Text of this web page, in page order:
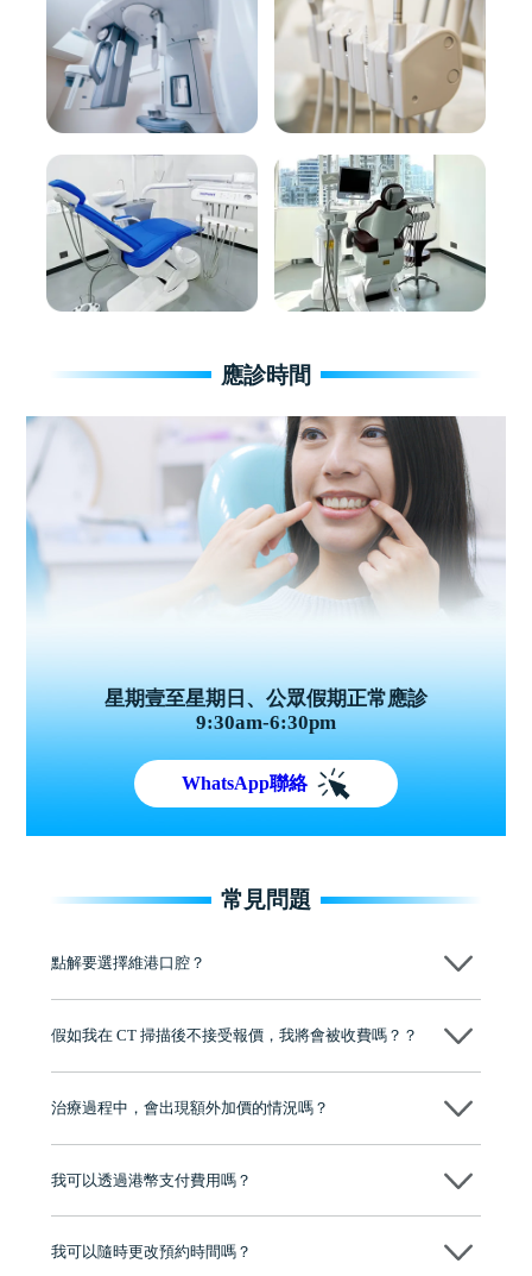
應診時間
星期壹至星期日、公眾假期正常應診
9:30am-6:30pm
WhatsApp聯絡
常見問題
點解要選擇維港口腔？
牌」、「2025香港企業領袖品牌」，是諾貝爾種植系統全球放心植牙中
至今已服務超過三十個國家和地區的顧客，受到粵港澳大灣區及周邊城
有咨詢及服務保障中心，有任何問題都可以隨時預約免費咨詢，讓人十
假如我在 CT 掃描後不接受報價，我將會被收費嗎？？
治療過程中，會出現額外加價的情況嗎？
我可以透過港幣支付費用嗎？
可以。維港口腔會按照當日匯率轉算收取費用，而匯率會及時告知客人
我可以隨時更改預約時間嗎？